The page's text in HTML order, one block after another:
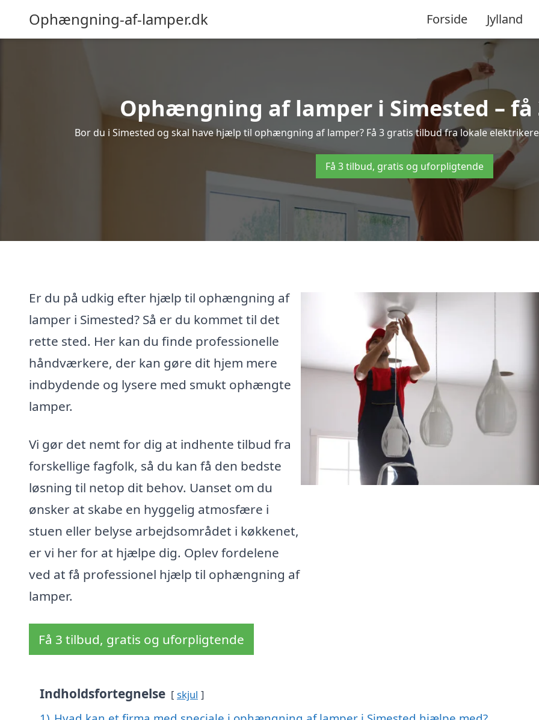
Ophængning-af-lamper.dk Forside Jylland
Ophængning af lamper i Simested –
Bor du i Simested og skal have hjælp til ophængning af lamper? Få 3 gratis tilbud fra lokale
Få 3 tilbud, gratis og uforpligtende
Er du på udkig efter hjælp til ophængning af
lamper i Simested? Så er du kommet til det
rette sted. Her kan du finde professionelle
håndværkere, der kan gøre dit hjem mere
indbydende og lysere med smukt ophængte
lamper.
Vi gør det nemt for dig at indhente tilbud fra
forskellige fagfolk, så du kan få den bedste
løsning til netop dit behov. Uanset om du
ønsker at skabe en hyggelig atmosfære i
stuen eller belyse arbejdsområdet i køkkenet,
er vi her for at hjælpe dig. Oplev fordelene
ved at få professionel hjælp til ophængning af
lamper.
Få 3 tilbud, gratis og uforpligtende
Indholdsfortegnelse skjul